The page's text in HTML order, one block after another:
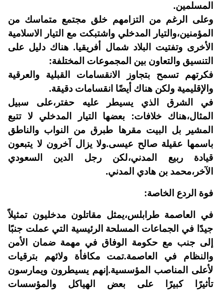
المسلمين.
وعلى الرغم من التزامهم خلق مجتمع متماسك من
المؤمنين،والتيار المدخلي واشتبكت مع التيار الاسلامية
الأخرى وتفتيت البلاد شمال أفريقيا. هناك دليل على
التنسيق والتعاون بين المجموعات المختلفة:
فكرتهم تسمح بتجاوز الانقسامات القبلية والعرقية
والإقليمية ولكن هناك أيضًا انقسامات دقيقة.
في الشرق الذي يسيطر عليه حفتر،على سبيل
المثال،هناك خلافات: بعضها التيار المدخلي لا تتبع
المشير بل البيت مقرها طبرق من النواب والناطق
باسمها عقيلة صالح عيسى.ولا يزال آخرون لا يتبعون
قيادة ربيع المدني،لكن رجل الدين السعودي
الآخر،محمد بن هادي المدني.
فوة الردع الخاصة:
في العاصمة طرابلس،يمثل مقاتلون مدخليون تمثيلاً
جيدًا في الجماعات المسلحة الرئيسية التي عملت جنبًا
إلى جنب مع حكومة الوفاق في مهمة ضمان الأمن
والنظام في العاصمة.تمت مكافأة ولائهم بترقيات
لأعلى المناصب المؤسسية.إنهم يسيطرون ويمارسون
تأثيرًا كبيرًا على بعض الهياكل والمؤسسات